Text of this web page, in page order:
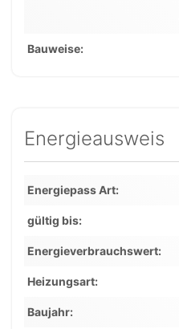
Bauweise
Energieausweis
Energiepass Art
gültig bis
Energieverbrauchswert
Heizungsart
Baujahr